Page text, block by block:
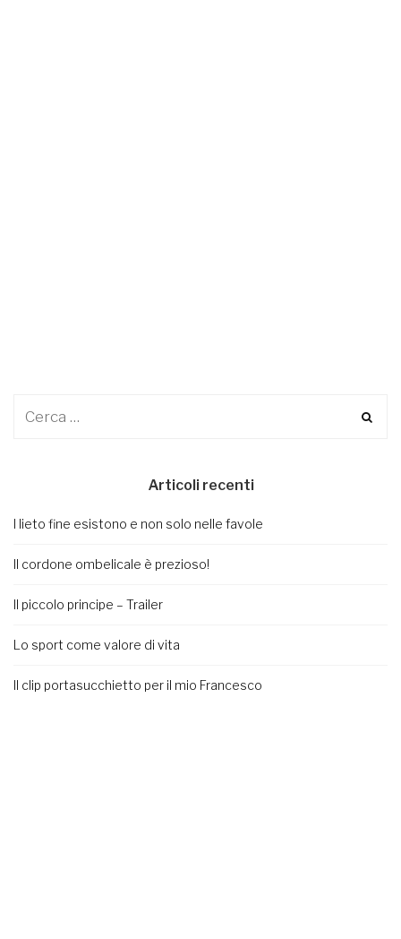
Articoli recenti
I lieto fine esistono e non solo nelle favole
Il cordone ombelicale è prezioso!
Il piccolo principe – Trailer
Lo sport come valore di vita
Il clip portasucchietto per il mio Francesco